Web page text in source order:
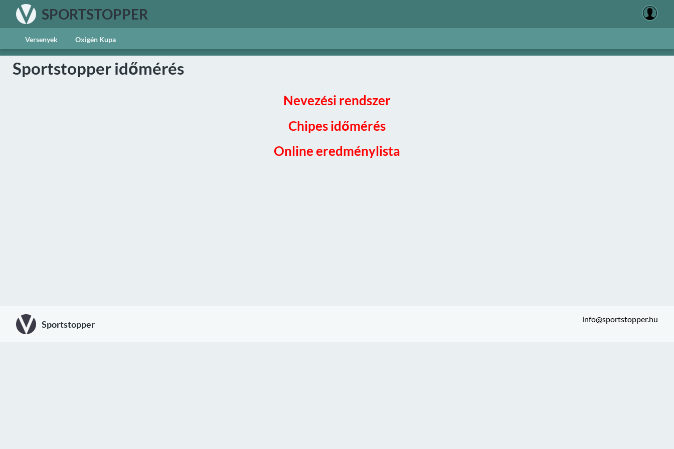
SPORTSTOPPER
Versenyek Oxigén Kupa
Sportstopper időmérés
Nevezési rendszer
Chipes időmérés
Online eredménylista
Sportstopper info@sportstopper.hu